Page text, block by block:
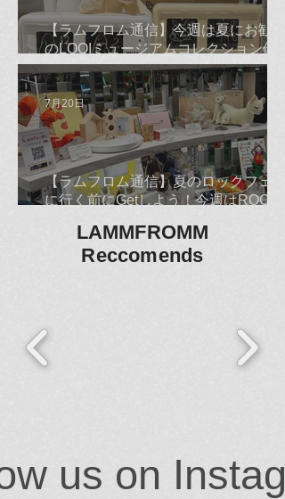
【ラムフロム通信】今週は夏にお勧め
のLOQIミュージアムコレクション他の
ご紹介です☆
【ラムフロム通信】夏のロックフェス
に行く前にGetしよう！今週はROCK
介です☆
7月20日
LAMMFROMM
Reccomends
us on